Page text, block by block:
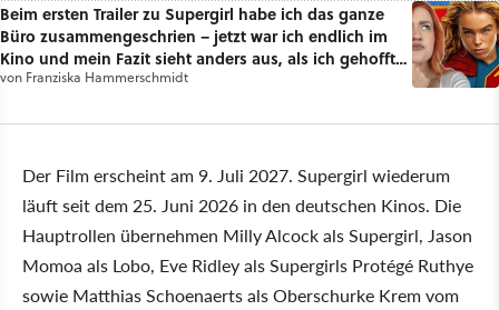
Beim ersten Trailer zu Supergirl habe ich das ganze
Büro zusammengeschrien – jetzt war ich endlich im
Kino und mein Fazit sieht anders aus, als ich gehofft
hatte
von Franziska Hammerschmidt
Der Film erscheint am 9. Juli 2027. Supergirl wiederum
läuft seit dem 25. Juni 2026 in den deutschen Kinos. Die
Hauptrollen übernehmen Milly Alcock als Supergirl, Jason
Momoa als Lobo, Eve Ridley als Supergirls Protégé Ruthye
sowie Matthias Schoenaerts als Oberschurke Krem vom